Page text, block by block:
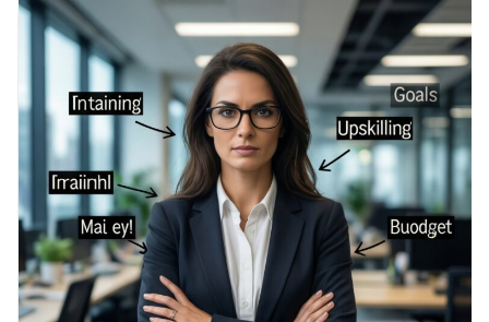
пола
с
выгодной
эффективностью
управления